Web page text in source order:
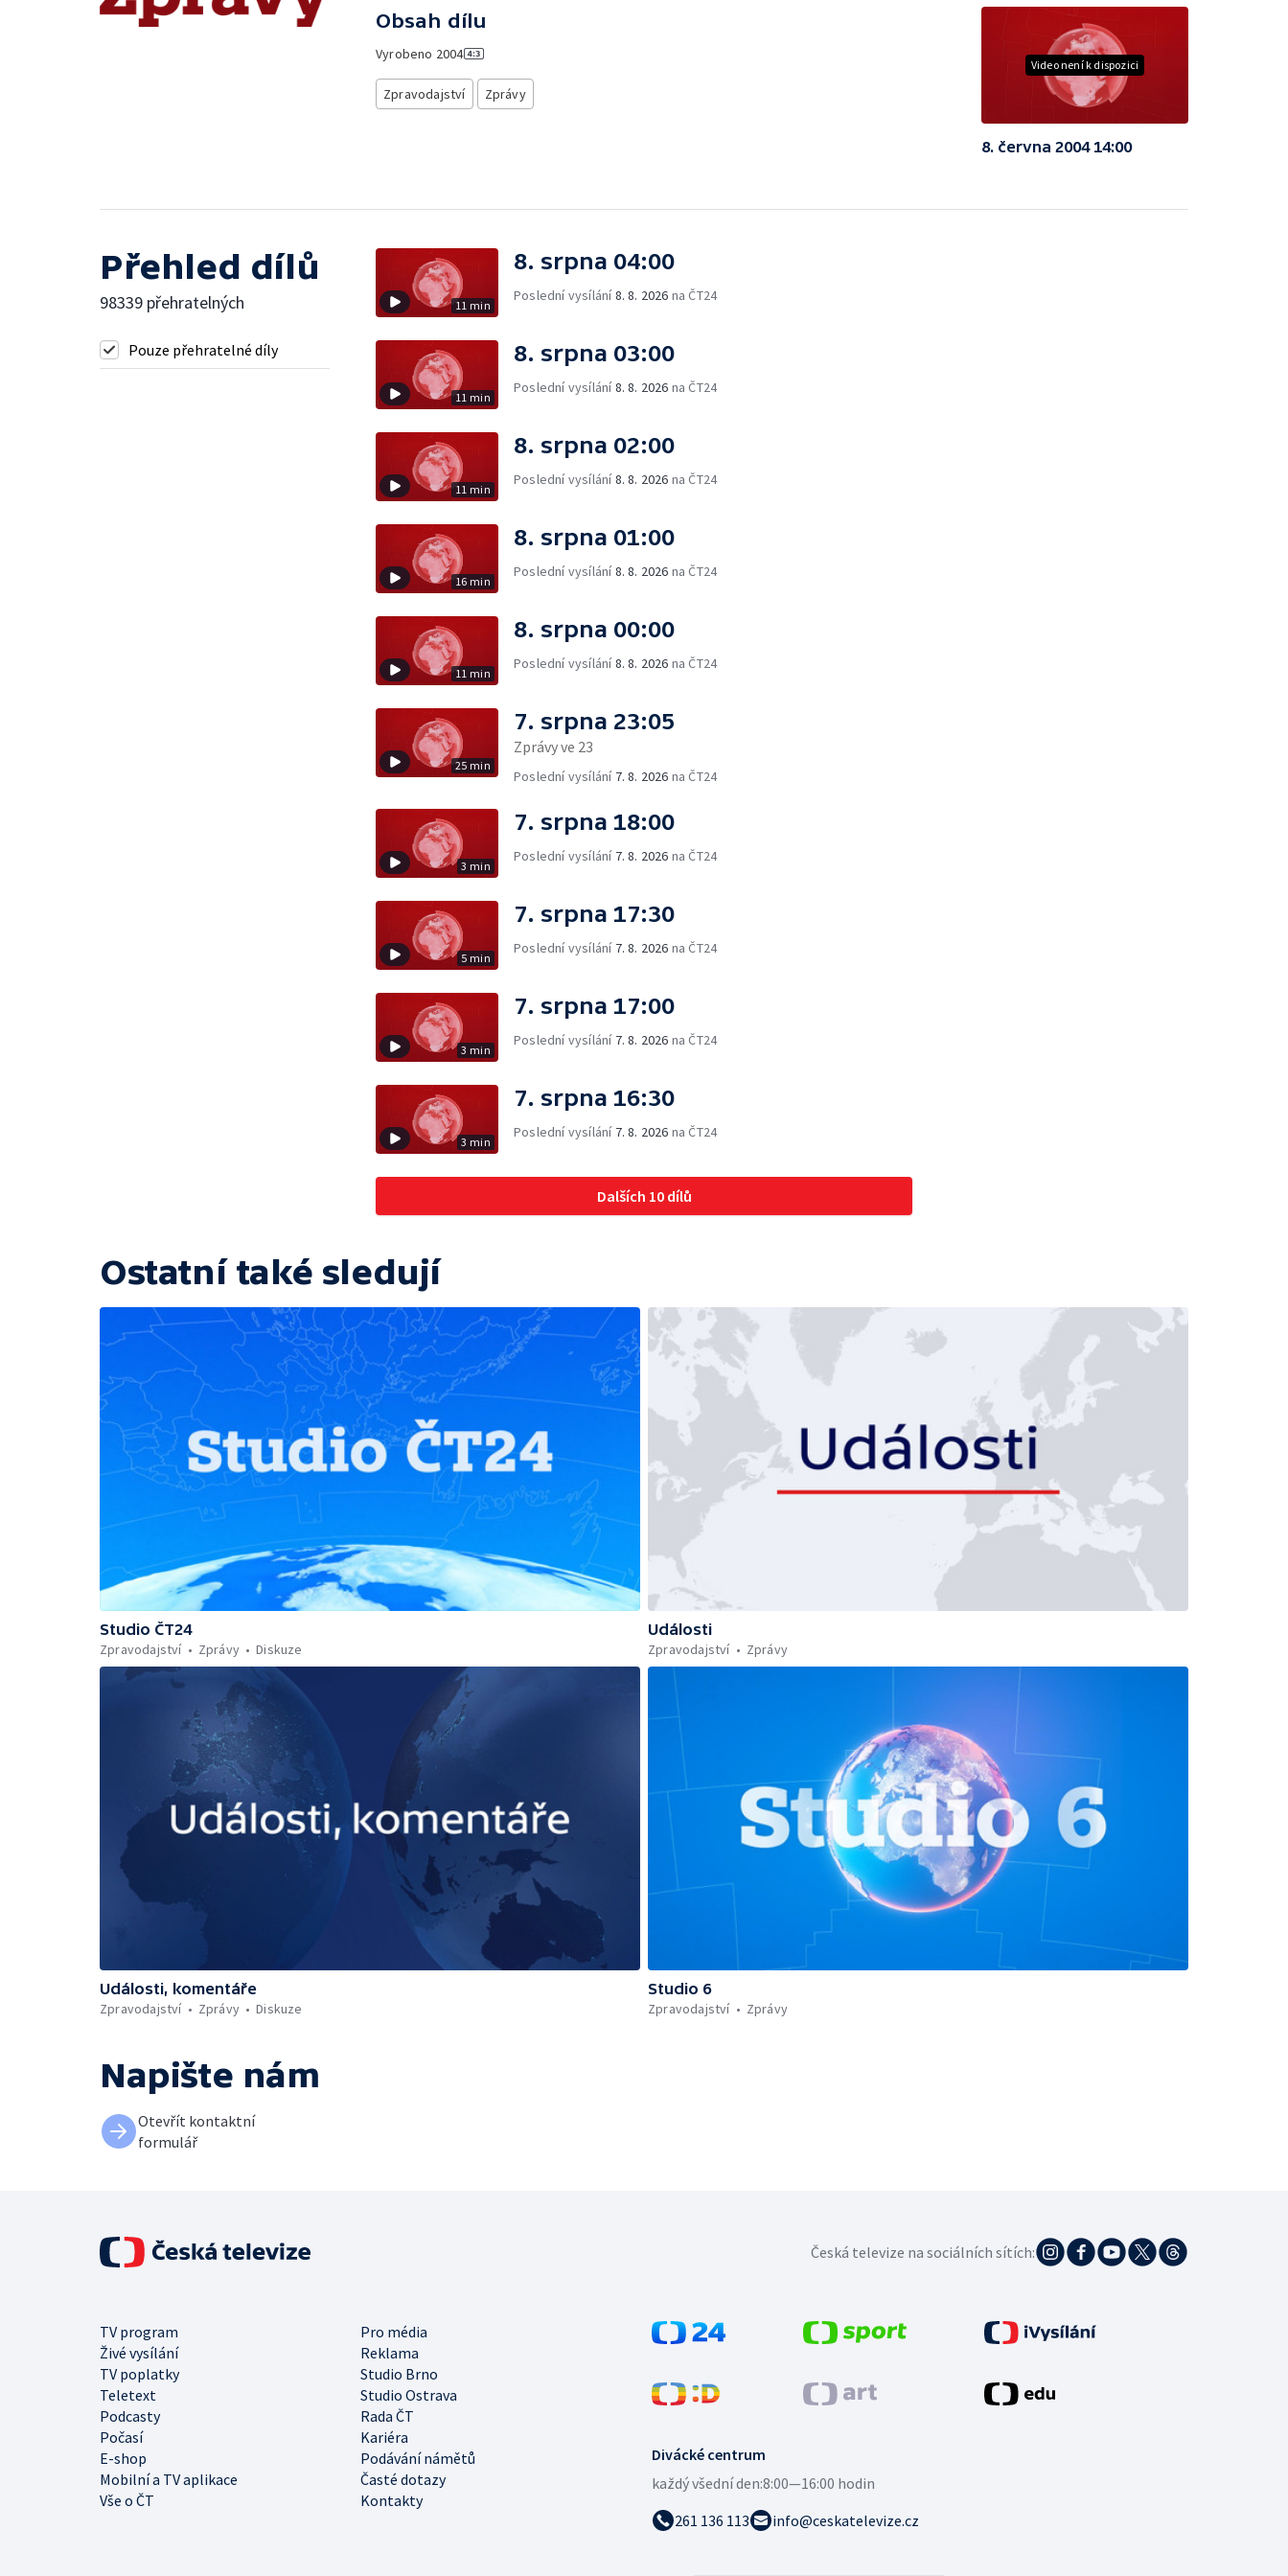
Obsah dílu
Vyrobeno 2004
Zpravodajství Zprávy
Video není k dispozici
8. června 2004 14:00
Přehled dílů
98339 přehratelných
Pouze přehratelné díly
11 min
8. srpna 04:00
Poslední vysílání8. 8. 2026 na ČT24
11 min
8. srpna 03:00
Poslední vysílání8. 8. 2026 na ČT24
11 min
8. srpna 02:00
Poslední vysílání8. 8. 2026 na ČT24
16 min
8. srpna 01:00
Poslední vysílání8. 8. 2026 na ČT24
11 min
8. srpna 00:00
Poslední vysílání8. 8. 2026 na ČT24
25 min
7. srpna 23:05
Zprávy ve 23
Poslední vysílání 7. 8. 2026 na ČT24
3 min
7. srpna 18:00
Poslední vysílání 7. 8. 2026 na ČT24
5 min
7. srpna 17:30
Poslední vysílání 7. 8. 2026 na ČT24
3 min
7. srpna 17:00
Poslední vysílání 7. 8. 2026 na ČT24
3 min
7. srpna 16:30
Poslední vysílání 7. 8. 2026 na ČT24
Dalších 10 dílů
Ostatní také sledují
Studio ČT24
Zpravodajství
Zprávy Diskuze
Události
Zpravodajství
Zprávy
Události, komentáře
Zpravodajství
Zprávy Diskuze
Studio 6
Zpravodajství
Zprávy
Napište nám
Otevřít kontaktní
formulář
Divácké centrum
každý všední den:8:00—16:00 hodin
261 136 113
info@ceskatelevize.cz
TV program
Pro média
Živé vysílání
Reklama
TV poplatky
Studio Brno
Teletext
Studio Ostrava
Podcasty
Rada ČT
Počasí
Kariéra
E-shop
Podávání námětů
Mobilní a TV aplikace
Časté dotazy
Vše o ČT
Kontakty
Česká televize na sociálních sítích: